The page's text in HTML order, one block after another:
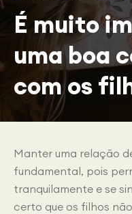
É muito
uma boa
com os
Manter uma relação
fundamental, pois
tranquilamente e se
certo que os filhos